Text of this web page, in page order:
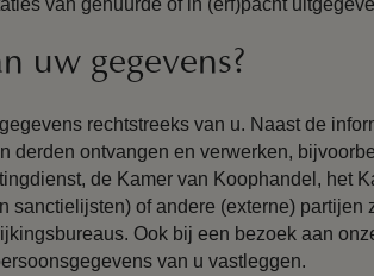
van gehuurde of in (erf)pacht
uw gegevens?
rechtstreeks van u. Naast de
derden ontvangen en verwerken,
de Kamer van Koophandel, het
sanctielijsten) of andere (externe) partijen
Ook bij een bezoek aan
van u vastleggen.